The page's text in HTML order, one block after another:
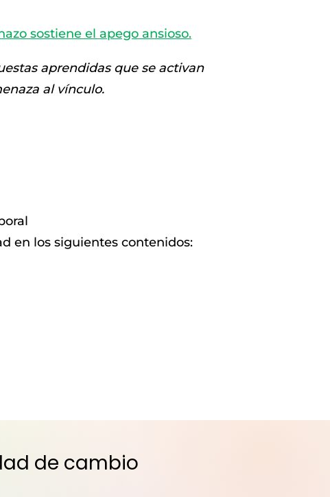
sostiene el apego ansioso.
aprendidas que se activan
al vínculo.
en los siguientes contenidos:
de cambio